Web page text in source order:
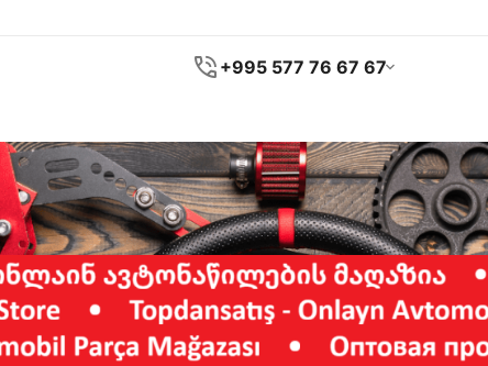
+995 577 76 67 67